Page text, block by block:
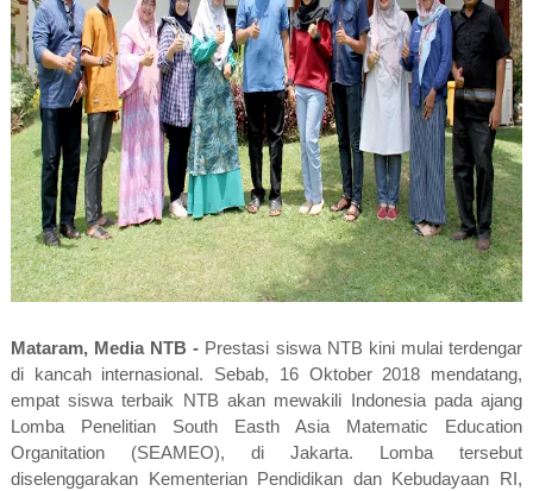
Mataram, Media NTB - Prestasi siswa NTB kini mulai terdengar
di kancah internasional. Sebab, 16 Oktober 2018 mendatang,
empat siswa terbaik NTB akan mewakili Indonesia pada ajang
Lomba Penelitian South Easth Asia Matematic Education
Organitation (SEAMEO), di Jakarta. Lomba tersebut
diselenggarakan Kementerian Pendidikan dan Kebudayaan RI,